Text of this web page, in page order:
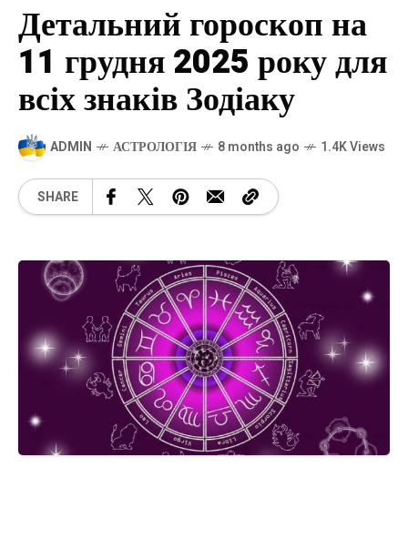
Детальний гороскоп на
11 грудня 2025 року для
всіх знаків Зодіаку
ADMIN АСТРОЛОГІЯ 8 months ago 1.4K Views
SHARE